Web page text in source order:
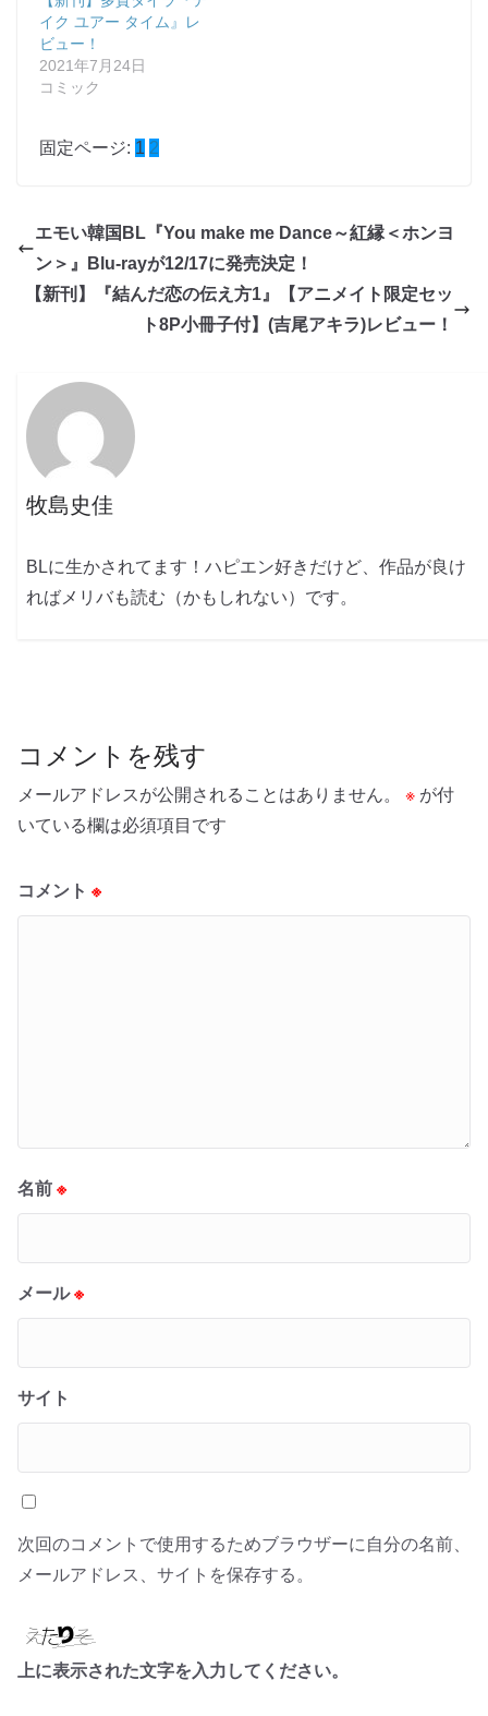
イク ユアー タイム』レ
ビュー！
2021年7月24日
コミック
固定ページ: 1 2
エモい韓国BL『You make me Dance～紅縁＜ホンヨ
ン＞』Blu-rayが12/17に発売決定！
【新刊】『結んだ恋の伝え方1』【アニメイト限定セッ
ト8P小冊子付】(吉尾アキラ)レビュー！
牧島史佳
BLに生かされてます！ハピエン好きだけど、作品が良け
ればメリバも読む（かもしれない）です。
コメントを残す
メールアドレスが公開されることはありません。 ※ が付
いている欄は必須項目です
コメント ※
名前 ※
メール※
サイト
次回のコメントで使用するためブラウザーに自分の名前、
メールアドレス、サイトを保存する。
上に表示された文字を入力してください。